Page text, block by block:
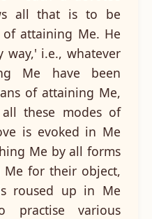
all that is to be
attaining Me. He
way,' i.e., whatever
Me have been
of attaining Me,
these modes of
is evoked in Me
Me by all forms
for their object,
roused up in Me
practise various